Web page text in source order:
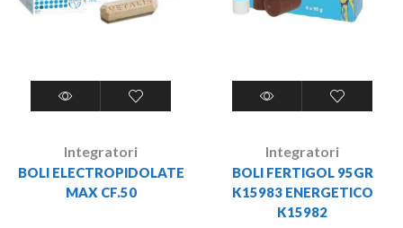
Integratori
BOLI ELECTROPIDOLATE
MAX CF.50
Integratori
BOLI FERTIGOL 95GR
K15983 ENERGETICO
K15982